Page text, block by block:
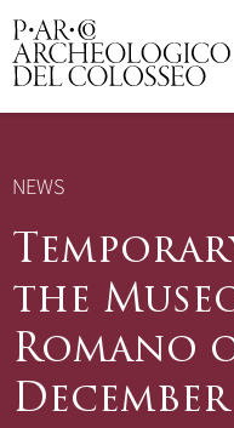
Parco
NEWS
the
Romano
December